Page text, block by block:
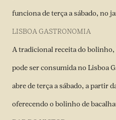
funciona de terça a sábado, no
LISBOA GASTRONOMIA
A tradicional receita do bolinho,
pode ser consumida no Lisboa
abre de terça a sábado, a partir
oferecendo o bolinho de